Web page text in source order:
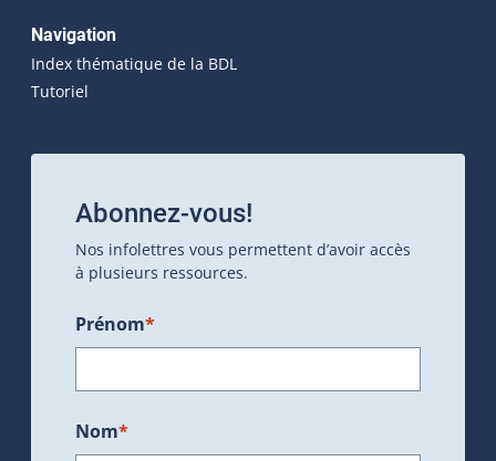
Navigation
Index thématique de la BDL
Tutoriel
Abonnez-vous!
Nos infolettres vous permettent d’avoir accès
à plusieurs ressources.
Prénom*
Nom*